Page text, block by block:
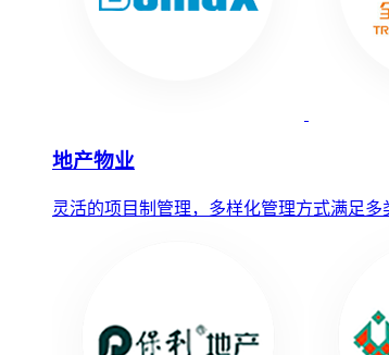
地产物业
灵活的项目制管理，多样化管理方式满足多